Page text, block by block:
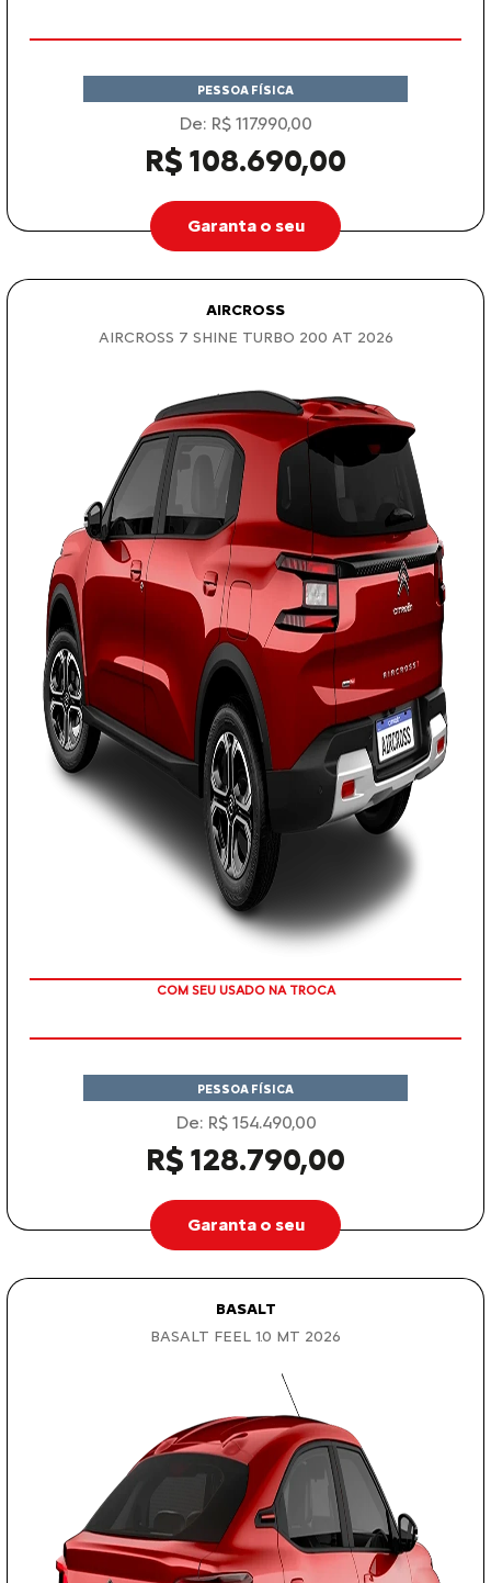
PESSOA FÍSICA
De: R$ 117.990,00
R$ 108.690,00
Garanta o seu
AIRCROSS
AIRCROSS 7 SHINE TURBO 200 AT 2026
TAXA ZERO
PESSOA FÍSICA
De: R$ 154.490,00
R$ 128.790,00
Garanta o seu
BASALT
BASALT FEEL 1.0 MT 2026